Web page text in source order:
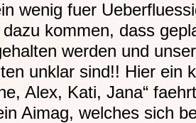
wenig fuer
kommen, dass
werden und
unklar sind!! Hier ein
Alex, Kati, Jana“
Aimag, welches sich